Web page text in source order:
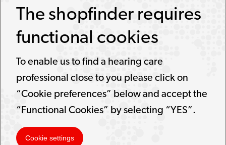
The shopfinder requires
functional cookies
To enable us to find a hearing care
professional close to you please click on
“Cookie preferences” below and accept the
“Functional Cookies” by selecting “YES”.
Cookie settings